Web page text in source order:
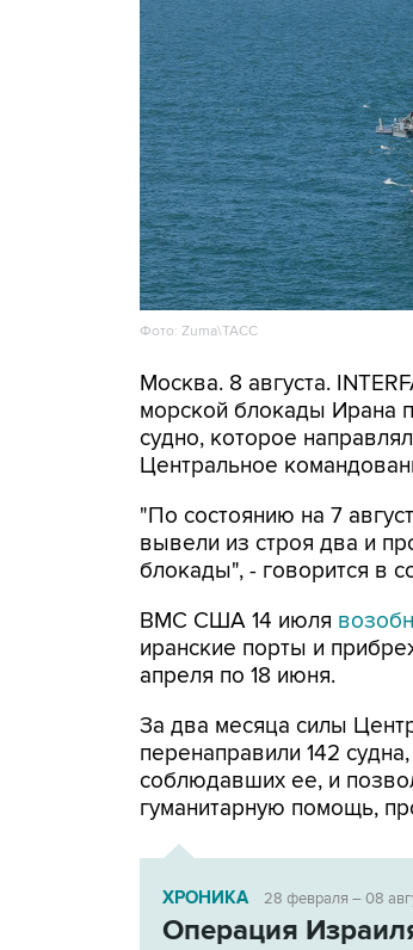
Фото: Zuma\ТАСС
Москва. 8 августа.
морской блокады Ирана
судно, которое
Центральное
"По состоянию на 7
вывели из строя два и
блокады", - говорится в
ВМС США 14 июля
иранские порты и
апреля по 18 июня.
За два месяца силы
перенаправили 142
соблюдавших ее, и
гуманитарную помощь,
ХРОНИКА 28 февраля – 08
Операция